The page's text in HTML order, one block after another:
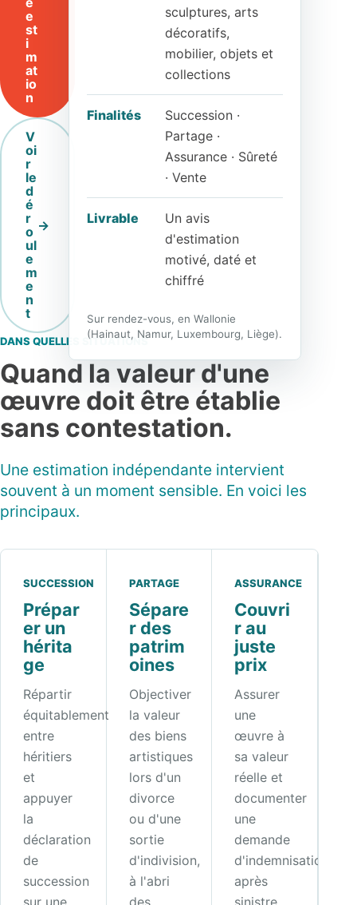
e
st
i
m
at
io
n
V
oi
r
le
d
é
r
o
ul
e
m
e
n
t
sculptures, arts
décoratifs,
mobilier, objets et
collections
Finalités
Succession ·
Partage ·
Assurance · Sûreté
· Vente
Livrable
Un avis
d'estimation
motivé, daté et
chiffré
Sur rendez-vous, en Wallonie
(Hainaut, Namur, Luxembourg, Liège).
DANS QUELLES SITUATIONS
Quand la valeur d'une
œuvre doit être établie
sans contestation.
Une estimation indépendante intervient
souvent à un moment sensible. En voici les
principaux.
SUCCESSION
Prépar
er un
hérita
ge
Répartir
équitablement
entre
héritiers
et
appuyer
la
déclaration
de
succession
PARTAGE
Sépare
r des
patrim
oines
Objectiver
la valeur
des biens
artistiques
lors d'un
divorce
ou d'une
sortie
d'indivision,
à l'abri
ASSURANCE
Couvri
r au
juste
prix
Assurer
une
œuvre à
sa valeur
réelle et
documenter
une
demande
d'indemnisation
après